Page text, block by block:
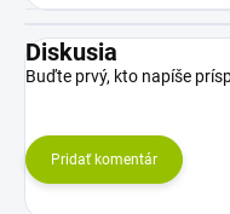
Diskusia
Buďte prvý, kto napíše
Pridať komentár